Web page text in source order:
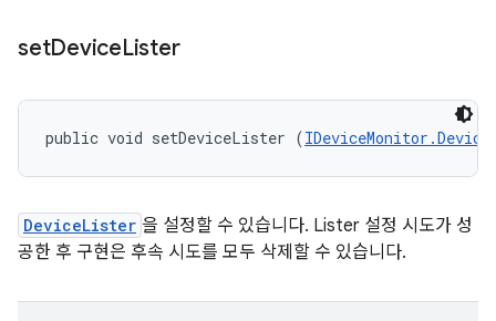
setDeviceLister
public void setDeviceLister (
DeviceLister 을 설정할 수 있습니다. Lister 설정 시도가 성
공한 후 구현은 후속 시도를 모두 삭제할 수 있습니다.